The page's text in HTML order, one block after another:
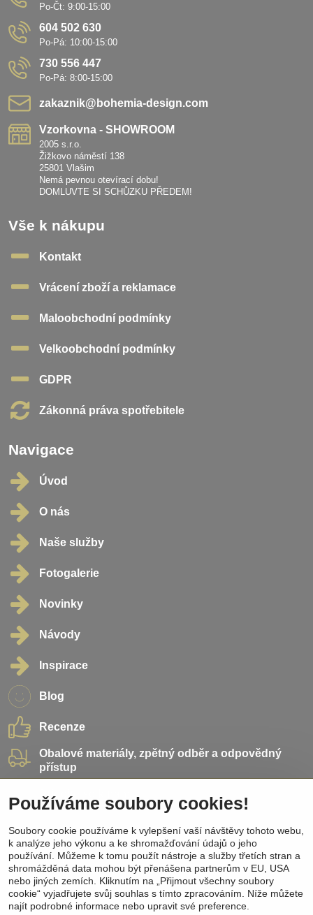
Po-Čt: 9:00-15:00
604 502 630
Po-Pá: 10:00-15:00
730 556 447
Po-Pá: 8:00-15:00
zakaznik​@bohemia-design​.com
Vzorkovna - SHOWROOM
2005 s.r.o.
Žižkovo náměstí 138
25801 Vlašim
Nemá pevnou otevírací dobu!
DOMLUVTE SI SCHŮZKU PŘEDEM!
Vše k nákupu
Kontakt
Vrácení zboží a reklamace
Maloobchodní podmínky
Velkoobchodní podmínky
GDPR
Zákonná práva spotřebitele
Navigace
Úvod
O nás
Naše služby
Fotogalerie
Novinky
Návody
Inspirace
Blog
Recenze
Obalové materiály, zpětný odběr a odpovědný
přístup
Přidejte se k nám
Sociální sítě
Facebook
Instagram
Pinterest
Youtube
Používáme soubory cookies!
Soubory cookie používáme k vylepšení vaší návštěvy tohoto webu,
k analýze jeho výkonu a ke shromažďování údajů o jeho
používání. Můžeme k tomu použít nástroje a služby třetích stran a
shromážděná data mohou být přenášena partnerům v EU, USA
nebo jiných zemích. Kliknutím na „Přijmout všechny soubory
cookie“ vyjadřujete svůj souhlas s tímto zpracováním. Níže můžete
najít podrobné informace nebo upravit své preference.